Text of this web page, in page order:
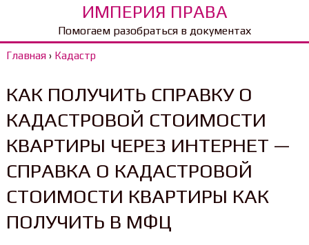
ИМПЕРИЯ ПРАВА
Помогаем разобраться в документах
Главная› Кадастр
КАК ПОЛУЧИТЬ СПРАВКУ О
КАДАСТРОВОЙ СТОИМОСТИ
КВАРТИРЫ ЧЕРЕЗ ИНТЕРНЕТ —
СПРАВКА О КАДАСТРОВОЙ
СТОИМОСТИ КВАРТИРЫ КАК
ПОЛУЧИТЬ В МФЦ